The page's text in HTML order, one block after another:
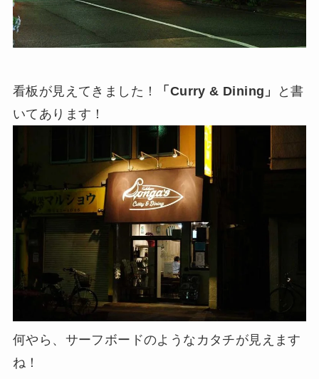
看板が見えてきました！ 「Curry & Dining」
と書
いてあります！
何やら、サーフボードのようなカタチが見えます
ね！